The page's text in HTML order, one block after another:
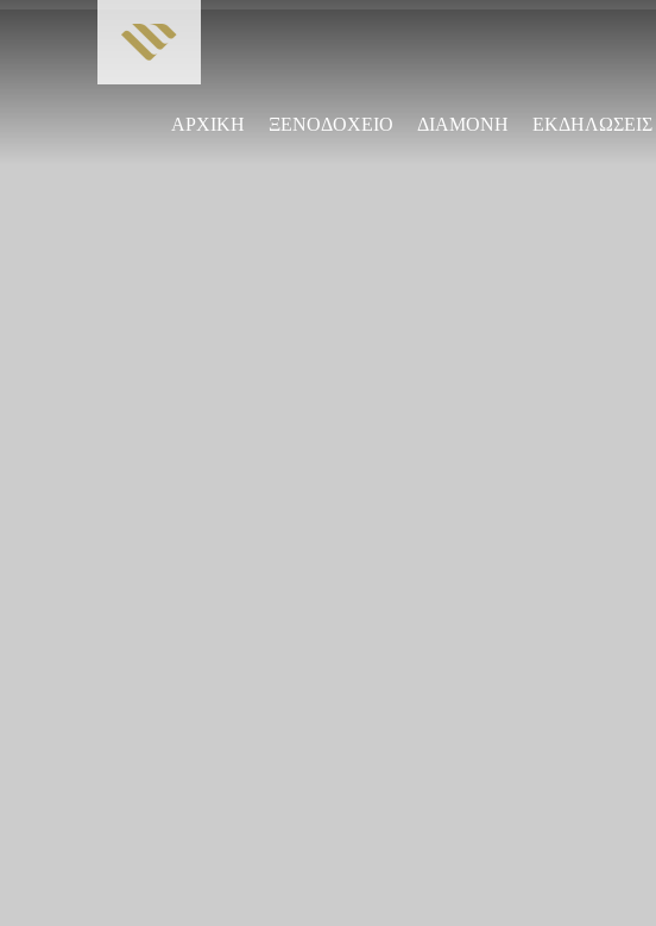
ΑΡΧΙΚΗ ΞΕΝΟΔΟΧΕΙΟ ΔΙΑΜΟΝΗ ΕΚΔΗΛΩΣΕΙΣ